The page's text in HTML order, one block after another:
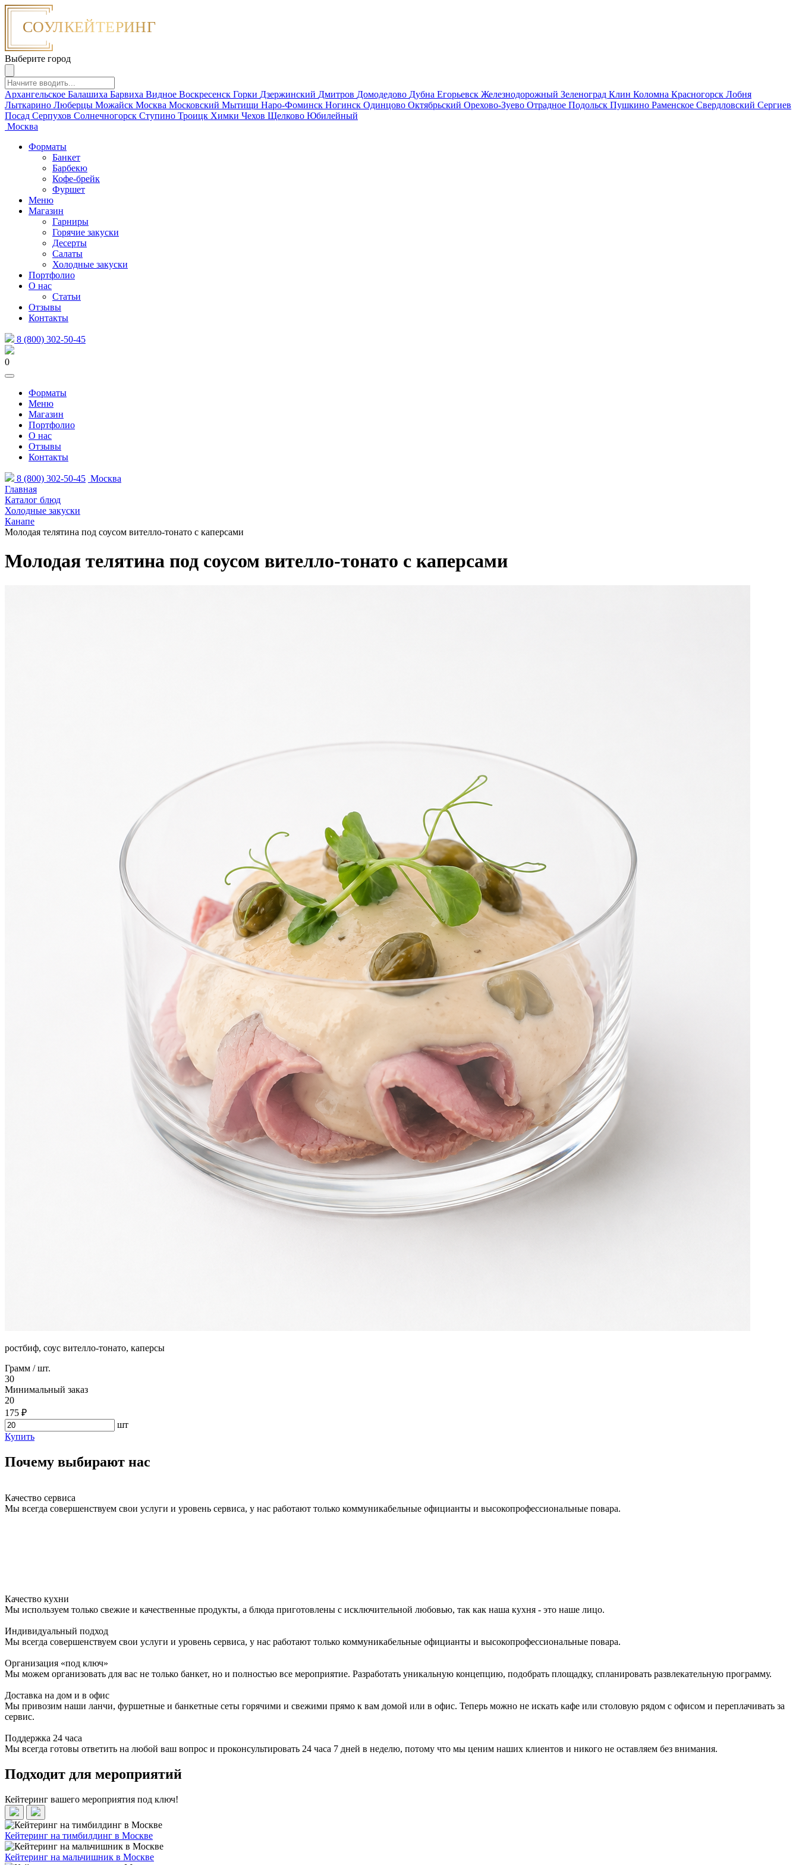
Выберите город
Архангельское Балашиха Барвиха Видное Воскресенск Горки Дзержинский Дмитров Домодедово Дубна Егорьевск Железнодорожный Зеленоград Клин Коломна Красногорск Лобня
Лыткарино Люберцы Можайск Москва Московский Мытищи Наро-Фоминск Ногинск Одинцово Октябрьский Орехово-Зуево Отрадное Подольск Пушкино Раменское Свердловский Сергиев
Посад Серпухов Солнечногорск Ступино Троицк Химки Чехов Щелково Юбилейный
Москва
Форматы
Банкет
Барбекю
Кофе-брейк
Фуршет
Меню
Магазин
Гарниры
Горячие закуски
Десерты
Салаты
Холодные закуски
Портфолио
О нас
Статьи
Отзывы
Контакты
8 (800) 302-50-45
0
Форматы
Меню
Магазин
Портфолио
О нас
Отзывы
Контакты
8 (800) 302-50-45 Москва
Главная
Каталог блюд
Холодные закуски
Канапе
Молодая телятина под соусом вителло-тонато с каперсами
Молодая телятина под соусом вителло-тонато с каперсами
ростбиф, соус вителло-тонато, каперсы
Грамм / шт.
30
Минимальный заказ
20
175 ₽
шт
Купить
Почему выбирают нас
Качество сервиса
Мы всегда совершенствуем свои услуги и уровень сервиса, у нас работают только коммуникабельные официанты и высокопрофессиональные повара.
Качество кухни
Мы используем только свежие и качественные продукты, а блюда приготовлены с исключительной любовью, так как наша кухня - это наше лицо.
Индивидуальный подход
Мы всегда совершенствуем свои услуги и уровень сервиса, у нас работают только коммуникабельные официанты и высокопрофессиональные повара.
Организация «под ключ»
Мы можем организовать для вас не только банкет, но и полностью все мероприятие. Разработать уникальную концепцию, подобрать площадку, спланировать развлекательную программу.
Доставка на дом и в офис
Мы привозим наши ланчи, фуршетные и банкетные сеты горячими и свежими прямо к вам домой или в офис. Теперь можно не искать кафе или столовую рядом с офисом и переплачивать за
сервис.
Поддержка 24 часа
Мы всегда готовы ответить на любой ваш вопрос и проконсультировать 24 часа 7 дней в неделю, потому что мы ценим наших клиентов и никого не оставляем без внимания.
Подходит для мероприятий
Кейтеринг вашего мероприятия под ключ!
Кейтеринг на тимбилдинг в Москве
Кейтеринг на мальчишник в Москве